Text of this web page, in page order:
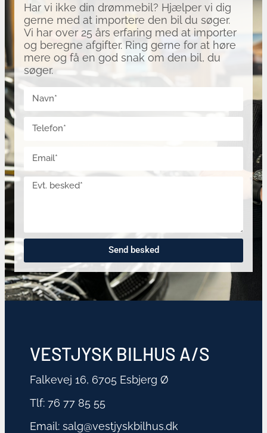
Har vi ikke din drømmebil? Hjælper vi dig
gerne med at importere den bil du søger.
Vi har over 25 års erfaring med at importer
og beregne afgifter. Ring gerne for at høre
mere og få en god snak om den bil, du
søger.
Send besked
VESTJYSK BILHUS A/S
Falkevej 16, 6705 Esbjerg Ø
Tlf: 76 77 85 55
Email: salg@vestjyskbilhus.dk